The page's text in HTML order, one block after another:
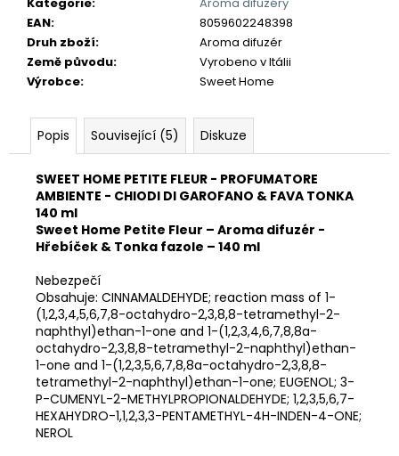
EAN:
8059602248398
Druh zboží:
Aroma difuzér
Země původu:
Vyrobeno v Itálii
Výrobce: Sweet Home
Popis Související (5) Diskuze
SWEET HOME PETITE FLEUR - PROFUMATORE
AMBIENTE - CHIODI DI GAROFANO & FAVA TONKA
140 ml
Sweet Home Petite Fleur – Aroma difuzér -
Hřebíček & Tonka fazole – 140 ml
Nebezpečí
Obsahuje: CINNAMALDEHYDE; reaction mass of 1-
(1,2,3,4,5,6,7,8-octahydro-2,3,8,8-tetramethyl-2-
naphthyl)ethan-1-one and 1-(1,2,3,4,6,7,8,8a-
octahydro-2,3,8,8-tetramethyl-2-naphthyl)ethan-
1-one and 1-(1,2,3,5,6,7,8,8a-octahydro-2,3,8,8-
tetramethyl-2-naphthyl)ethan-1-one; EUGENOL; 3-
P-CUMENYL-2-METHYLPROPIONALDEHYDE; 1,2,3,5,6,7-
HEXAHYDRO-1,1,2,3,3-PENTAMETHYL-4H-INDEN-4-ONE;
NEROL